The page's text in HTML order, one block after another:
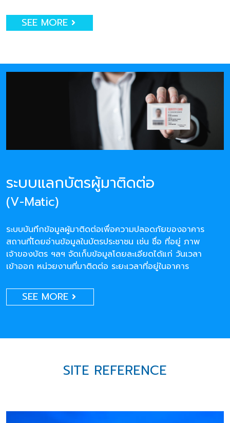
SEE MORE
ระบบแลกบัตรผู้มาติดต่อ
(V-Matic)
ระบบบันทึกข้อมูลผู้มาติดต่อเพื่อความปลอดภัยของอาคาร
สถานที่โดยอ่านข้อมูลในบัตรประชาชน เช่น ชื่อ ที่อยู่ ภาพ
เจ้าของบัตร ฯลฯ จัดเก็บข้อมูลโดยละเอียดได้แก่ วันเวลา
เข้าออก หน่วยงานที่มาติดต่อ ระยะเวลาที่อยู่ในอาคาร
SEE MORE
SITE REFERENCE